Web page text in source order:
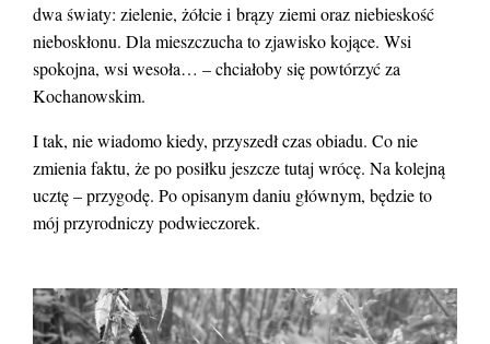
dwa światy: zielenie, żółcie i brązy ziemi oraz niebieskość
nieboskłonu. Dla mieszczucha to zjawisko kojące. Wsi
spokojna, wsi wesoła… – chciałoby się powtórzyć za
Kochanowskim.
I tak, nie wiadomo kiedy, przyszedł czas obiadu. Co nie
zmienia faktu, że po posiłku jeszcze tutaj wrócę. Na kolejną
ucztę – przygodę. Po opisanym daniu głównym, będzie to
mój przyrodniczy podwieczorek.